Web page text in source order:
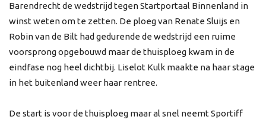
Barendrecht de wedstrijd tegen Startportaal Binnenland in
winst weten om te zetten. De ploeg van Renate Sluijs en
Robin van de Bilt had gedurende de wedstrijd een ruime
voorsprong opgebouwd maar de thuisploeg kwam in de
eindfase nog heel dichtbij. Liselot Kulk maakte na haar stage
in het buitenland weer haar rentree.
De start is voor de thuisploeg maar al snel neemt Sportiff